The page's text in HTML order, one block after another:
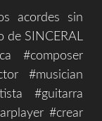
acordes sin
de SINCERAL
#composer
#musician
#guitarra
#crear